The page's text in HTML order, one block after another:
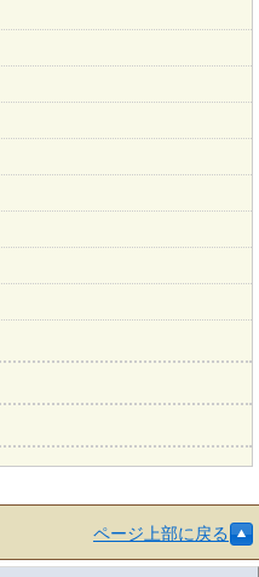
ページ上部に戻る